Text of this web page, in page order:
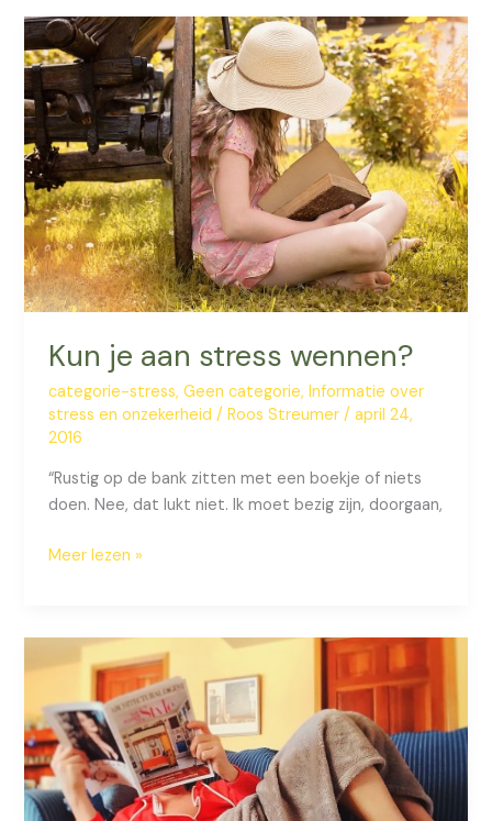
out:
“Ik
was
mijn
werk”.
Kun je aan stress wennen?
categorie-stress,Geen categorie,Informatie over
stress en onzekerheid /Roos Streumer/april 24,
2016
“Rustig op de bank zitten met een boekje of niets
doen. Nee, dat lukt niet. Ik moet bezig zijn, doorgaan,
Kun
stress
wennen?
Meer lezen »